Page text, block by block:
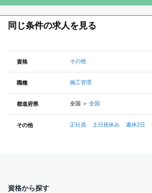
同じ条件の求人を見る
資格 その他
職種 施工管理
都道府県 全国 ＞ 全国
その他 正社員 土日祝休み 週休2日
資格から探す